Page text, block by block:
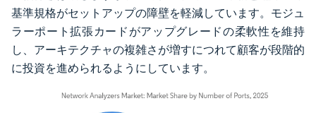
基準規格がセットアップの障壁を軽減しています。モジュ
ラーポート拡張カードがアップグレードの柔軟性を維持
し、アーキテクチャの複雑さが増すにつれて顧客が段階的
に投資を進められるようにしています。